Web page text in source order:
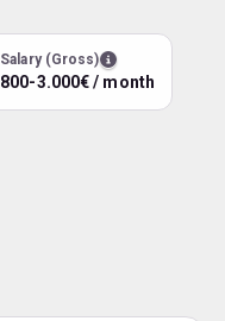
Salary (Gross)
800-3.000€ / month